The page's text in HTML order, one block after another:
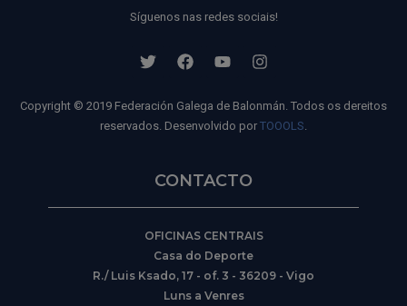
Síguenos nas redes sociais!
Copyright © 2019 Federación Galega de Balonmán. Todos os dereitos
reservados. Desenvolvido por TOOOLS
CONTACTO
OFICINAS CENTRAIS
Casa do Deporte
R./ Luis Ksado, 17 - of. 3 - 36209 - Vigo
Luns a Venres